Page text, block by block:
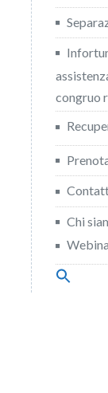
congruo
Chi